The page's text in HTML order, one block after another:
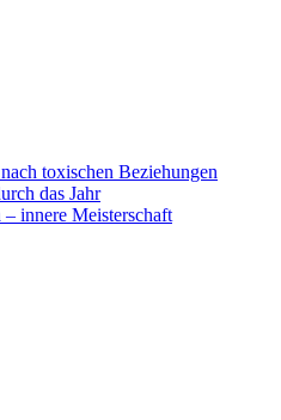
toxischen Beziehungen
das Jahr
innere Meisterschaft